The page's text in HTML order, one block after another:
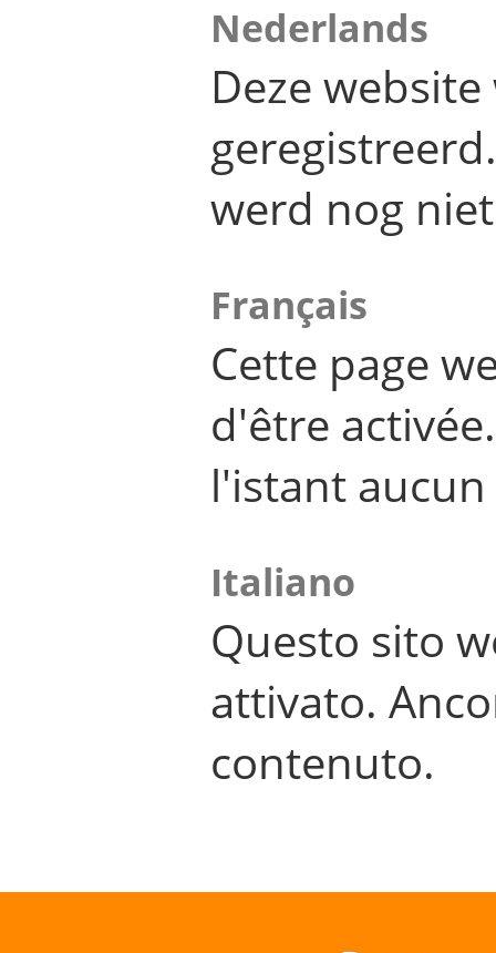
Nederlands
Deze
werd nog
Français
Cette page
d'être
l'istant
Italiano
Questo sito
attivato.
contenuto.